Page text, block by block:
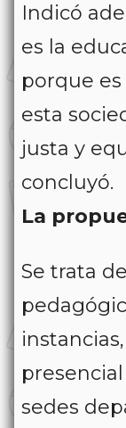
Indicó
es la
porque
esta
justa y
concluyó.
La
Se trata
sedes